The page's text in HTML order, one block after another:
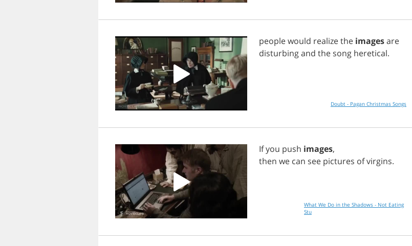
peoplewould realizethe imagesare
disturbingand the song heretical.
Doubt - Pagan Christmas Songs
Ifyou push images,
then we can see pictures ofvirgins.
What We Do in the Shadows - Not Eating
Stu